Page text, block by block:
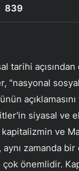
839
tarihi
"nasyonal
siyasal ve
kapitalizmin ve
zamanda
çok önemlidir.